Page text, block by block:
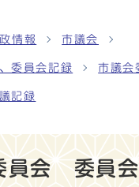
情報 市議会
委員会記録 市議会
記録
員会 委員